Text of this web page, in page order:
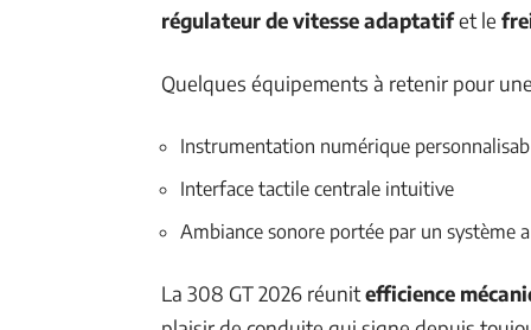
régulateur de vitesse adaptatifet le
Quelques équipements à retenir pour
Instrumentation numérique
Interface tactile centrale intuitive
Ambiance sonore portée par un système
La 308 GT 2026 réunitefficience